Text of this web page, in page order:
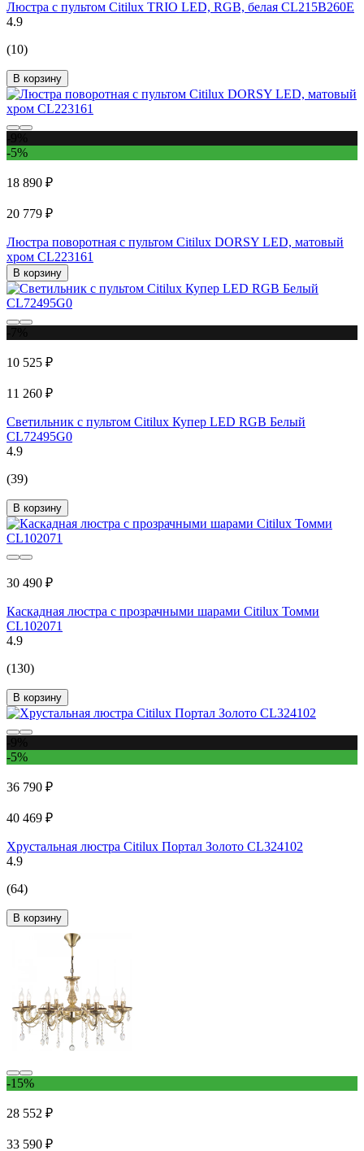
Люстра с пультом Citilux ТRIO LED, RGB, белая CL215B260E
4.9
(10)
В корзину
-5%
18 890 ₽
20 779 ₽
Люстра поворотная с пультом Citilux DORSY LED, матовый
хром CL223161
В корзину
10 525 ₽
11 260 ₽
Светильник с пультом Citilux Купер LED RGB Белый
CL72495G0
4.9
(39)
В корзину
30 490 ₽
Каскадная люстра с прозрачными шарами Citilux Томми
CL102071
4.9
(130)
В корзину
-5%
36 790 ₽
40 469 ₽
Хрустальная люстра Citilux Портал Золото CL324102
4.9
(64)
В корзину
-15%
28 552 ₽
33 590 ₽